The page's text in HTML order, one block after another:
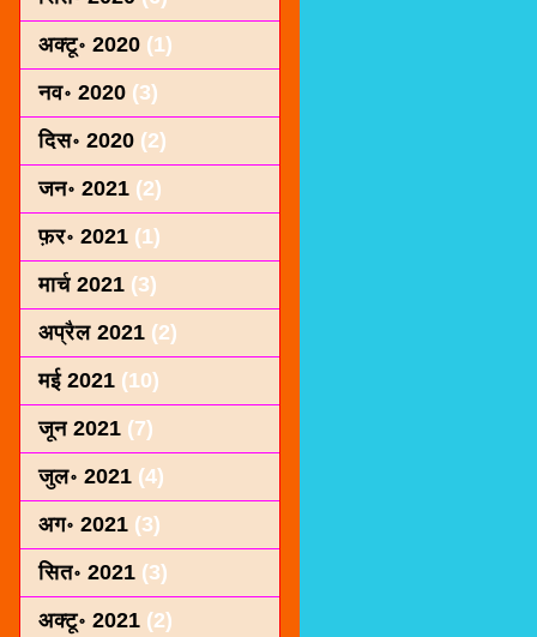
अक्टू॰ 2020 (1)
नव॰ 2020 (3)
दिस॰ 2020 (2)
जन॰ 2021 (2)
फ़र॰ 2021 (1)
मार्च 2021 (3)
अप्रैल 2021 (2)
मई 2021 (10)
जून 2021 (7)
जुल॰ 2021 (4)
अग॰ 2021 (3)
सित॰ 2021 (3)
अक्टू॰ 2021 (2)